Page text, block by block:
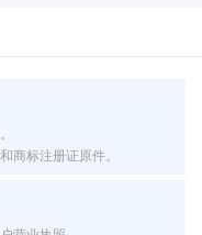
商标注册证原件。